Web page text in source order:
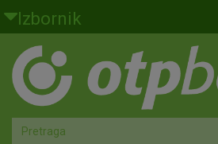
Skoči na glavni sadržaj
Izbornik
Građani
Privatno bankarstvo
Agro